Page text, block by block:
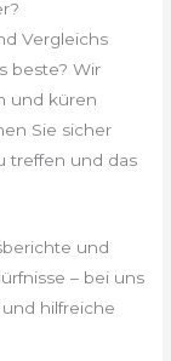
Vergleichs
beste? Wir
und küren
Sie sicher
treffen und das
und
– bei uns
hilfreiche